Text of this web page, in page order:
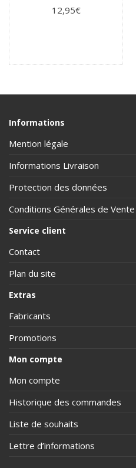
12,95€
Informations
Mention légale
Informations Livraison
Protection des données
Conditions Générales de Vente
Service client
Contact
Plan du site
Extras
Fabricants
Promotions
Mon compte
Mon compte
Historique des commandes
Liste de souhaits
Lettre d’informations